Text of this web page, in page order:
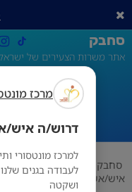
מרכז
דרוש/ה איש/
למרכז מונטסורי
לעבודה בגנים
ושקטה
סחבק
אתר משרות הצעירים של
דרוש/ה
סחבק גנים וצהרונים
איש/אשת צוות חינוכי/ת